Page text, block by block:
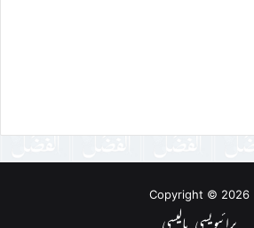
Copyright © 2026
پرائیویسی پالیسی